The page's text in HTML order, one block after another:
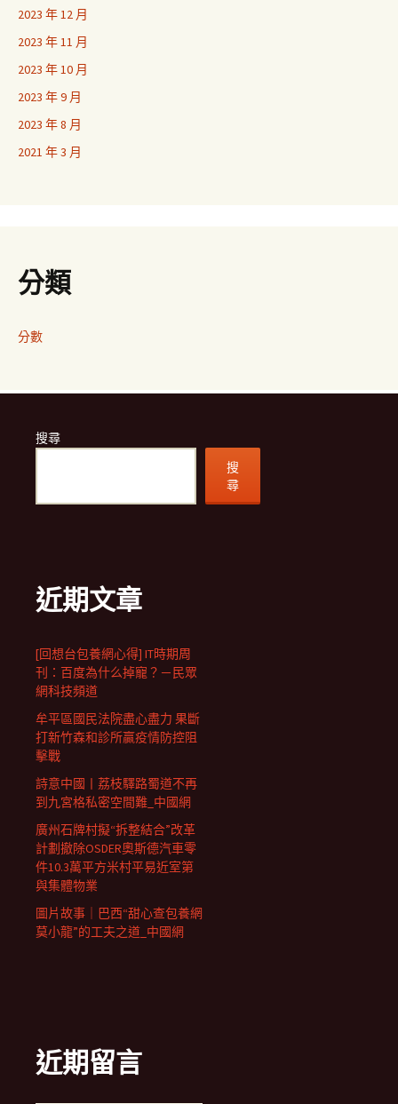
2023 年 12 月
2023 年 11 月
2023 年 10 月
2023 年 9 月
2023 年 8 月
2021 年 3 月
分類
分數
搜尋
搜
尋
近期文章
[回想台包養網心得] IT時期周
刊：百度為什么掉寵？－民眾
網科技頻道
牟平區國民法院盡心盡力 果斷
打新竹森和診所贏疫情防控阻
擊戰
詩意中國丨荔枝驛路蜀道不再
到九宮格私密空間難_中國網
廣州石牌村擬“拆整結合”改革
計劃撤除OSDER奧斯德汽車零
件10.3萬平方米村平易近室第
與集體物業
圖片故事｜巴西“甜心查包養網
莫小龍”的工夫之道_中國網
近期留言